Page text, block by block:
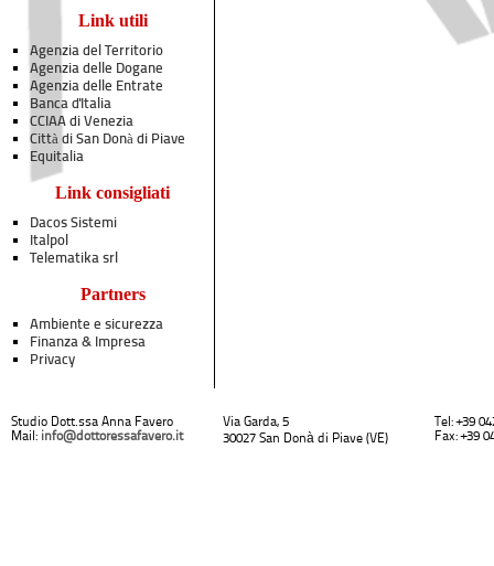
Link utili
Agenzia del Territorio
Agenzia delle Dogane
Agenzia delle Entrate
Banca d'Italia
CCIAA di Venezia
Città di San Donà di Piave
Equitalia
Link consigliati
Dacos Sistemi
Italpol
Telematika srl
Partners
Ambiente e sicurezza
Finanza & Impresa
Privacy
Studio Dott.ssa Anna Favero
Mail: info@dottoressafavero.it
Via Garda, 5
30027 San Donà di Piave (VE)
Tel: +39
Fax: +39